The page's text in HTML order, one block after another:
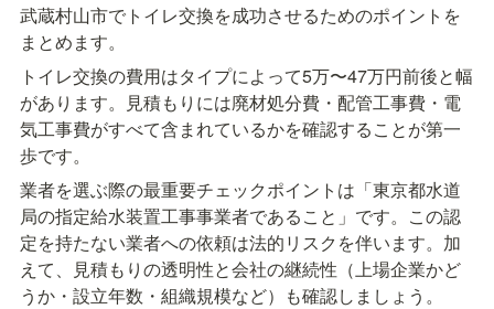
武蔵村山市でトイレ交換を成功させるためのポイントを
まとめます。
トイレ交換の費用はタイプによって5万〜47万円前後と幅
があります。見積もりには廃材処分費・配管工事費・電
気工事費がすべて含まれているかを確認することが第一
歩です。
業者を選ぶ際の最重要チェックポイントは「東京都水道
局の指定給水装置工事事業者であること」です。この認
定を持たない業者への依頼は法的リスクを伴います。加
えて、見積もりの透明性と会社の継続性（上場企業かど
うか・設立年数・組織規模など）も確認しましょう。